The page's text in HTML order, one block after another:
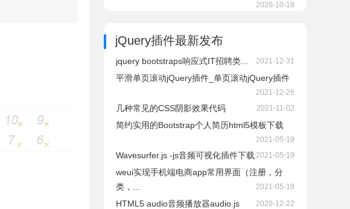
2020-10-18
jQuery插件最新发布
jquery bootstraps响应式IT招聘类... 2021-12-31
平滑单页滚动jQuery插件_单页滚动jQuery插件
2021-12-26
几种常见的CSS阴影效果代码 2021-11-02
简约实用的Bootstrap个人简历html5模板下载
2021-05-19
Wavesurfer.js -js音频可视化插件下载 2021-05-19
weui实现手机端电商app常用界面（注册，分
类，...
2021-05-19
HTML5 audio音频播放器audio.js 2020-12-22